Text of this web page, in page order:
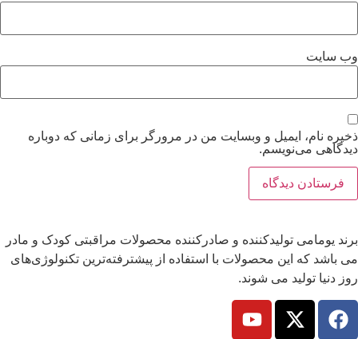
وب‌ سایت
ذخیره نام، ایمیل و وبسایت من در مرورگر برای زمانی که دوباره
دیدگاهی می‌نویسم.
برند یومامی تولیدکننده و صادرکننده محصولات مراقبتی کودک و مادر
می باشد که این محصولات با استفاده از پیشترفته‌ترین تکنولوژی‌های
روز دنیا تولید می شوند.